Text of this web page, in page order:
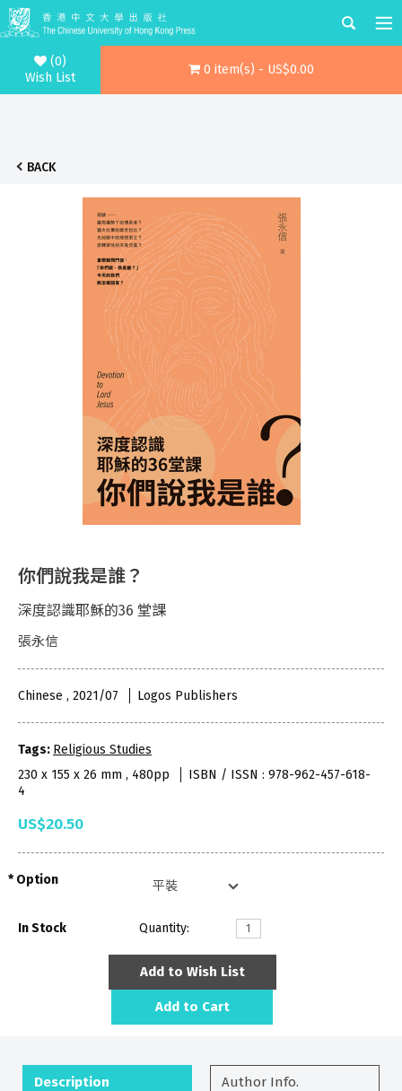
(0)
Wish List
0 item(s) - US$0.00
BACK
你們說我是誰？
深度認識耶穌的36 堂課
張永信
Chinese , 2021/07 Logos Publishers
Tags: Religious Studies
230 x 155 x 26 mm , 480pp
ISBN / ISSN : 978-962-457-618-
4
US$20.50
Option
In Stock Quantity:
Add to Wish List
Add to Cart
Description Author Info.